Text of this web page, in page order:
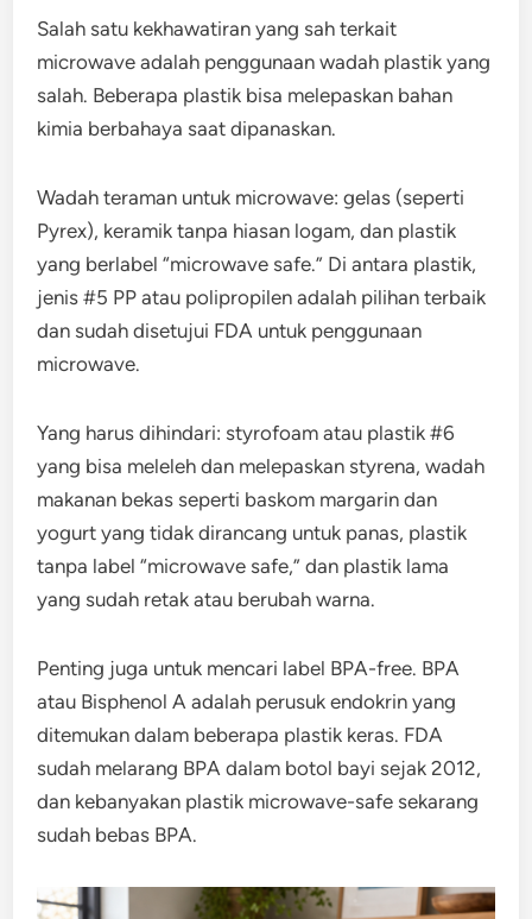
Salah satu kekhawatiran yang sah terkait
microwave adalah penggunaan wadah plastik yang
salah. Beberapa plastik bisa melepaskan bahan
kimia berbahaya saat dipanaskan.
Wadah teraman untuk microwave: gelas (seperti
Pyrex), keramik tanpa hiasan logam, dan plastik
yang berlabel “microwave safe.” Di antara plastik,
jenis #5 PP atau polipropilen adalah pilihan terbaik
dan sudah disetujui FDA untuk penggunaan
microwave.
Yang harus dihindari: styrofoam atau plastik #6
yang bisa meleleh dan melepaskan styrena, wadah
makanan bekas seperti baskom margarin dan
yogurt yang tidak dirancang untuk panas, plastik
tanpa label “microwave safe,” dan plastik lama
yang sudah retak atau berubah warna.
Penting juga untuk mencari label BPA-free. BPA
atau Bisphenol A adalah perusuk endokrin yang
ditemukan dalam beberapa plastik keras. FDA
sudah melarang BPA dalam botol bayi sejak 2012,
dan kebanyakan plastik microwave-safe sekarang
sudah bebas BPA.